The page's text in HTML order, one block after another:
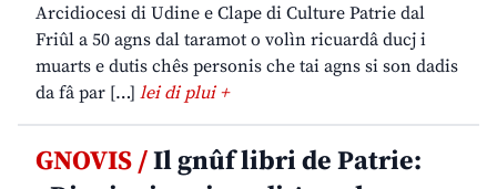
Arcidiocesi di Udine e Clape di Culture Patrie dal
Friûl a 50 agns dal taramot o volìn ricuardâ ducj i
muarts e dutis chês personis che tai agns si son dadis
da fâ par […] lei di plui +
GNOVIS /Il gnûf libri de Patrie: